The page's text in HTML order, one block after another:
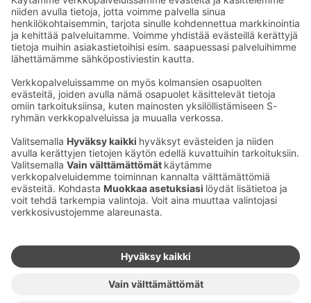
1100 (pvm/mpm), sales.kajaanivuokatti@sok.fi.
Ota yhteyttä
Hotellien yhteystiedot
Asiakaspalvelun yhteystiedot›
Palaute
Anna palautetta
Sokos Hotels uutiskirje
Tilaa uutiskirje
Saat Sokos Hotellien uusimmat
edut ja uutiset sähköpostiisi
kuukausittain.
Palkinnot ja sertifikaatit
Sokos Hotels somessa
Sokos Hotels
Facebookissa
Sokos Hotels
Sokos
Hotels
Sokos
Hotels